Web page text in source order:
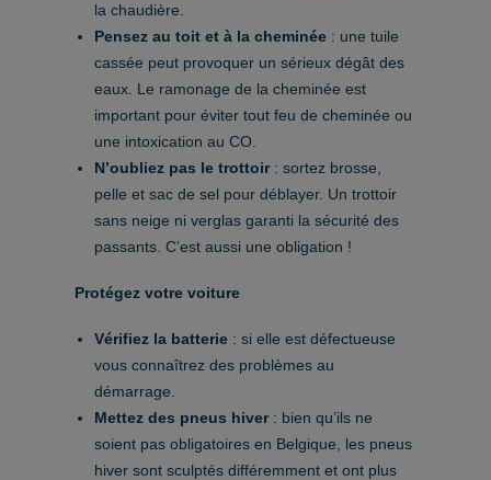
la chaudière.
Pensez au toit et à la cheminée : une tuile
cassée peut provoquer un sérieux dégât des
eaux. Le ramonage de la cheminée est
important pour éviter tout feu de cheminée ou
une intoxication au CO.
N’oubliez pas le trottoir: sortez brosse,
pelle et sac de sel pour déblayer. Un trottoir
sans neige ni verglas garanti la sécurité des
passants. C’est aussi une obligation !
Protégez votre voiture
Vérifiez la batterie : si elle est défectueuse
vous connaîtrez des problèmes au
démarrage.
Mettez des pneus hiver: bien qu’ils ne
soient pas obligatoires en Belgique, les pneus
hiver sont sculptés différemment et ont plus